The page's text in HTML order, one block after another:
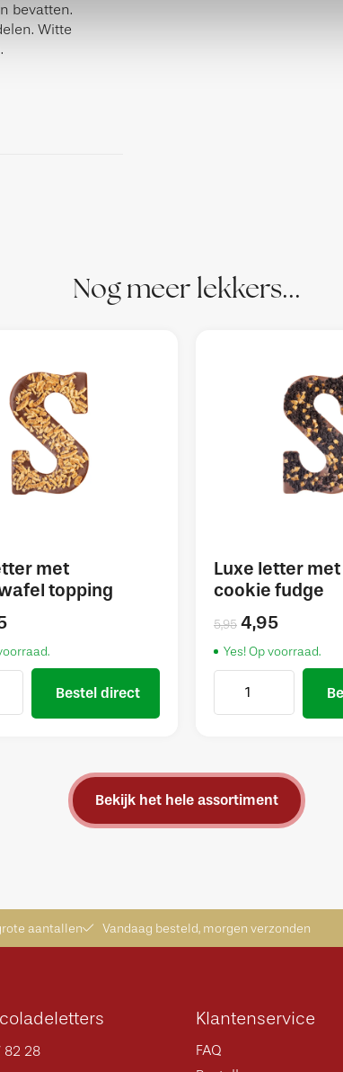
bevatten.
Witte
Nog meer lekkers...
met
topping
Bestel direct
Luxe letter
cookie fudge
5,95 4,95
Yes! Op voorraad.
Bekijk het hele assortiment
aantallen Vandaag besteld, morgen verzonden
82 28
Klantenservice
FAQ